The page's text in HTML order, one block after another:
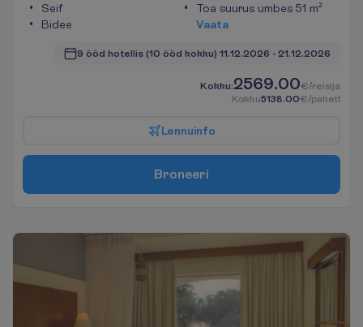
Seif
Bidee
Toa suurus umbes 51 m²
Vaata
9 ööd hotellis (10 ööd kokku) 11.12.2026 - 21.12.2026
Kokku:2569.00€/reisija
Kokku5138.00€/pakett
Lennuinfo
Broneeri